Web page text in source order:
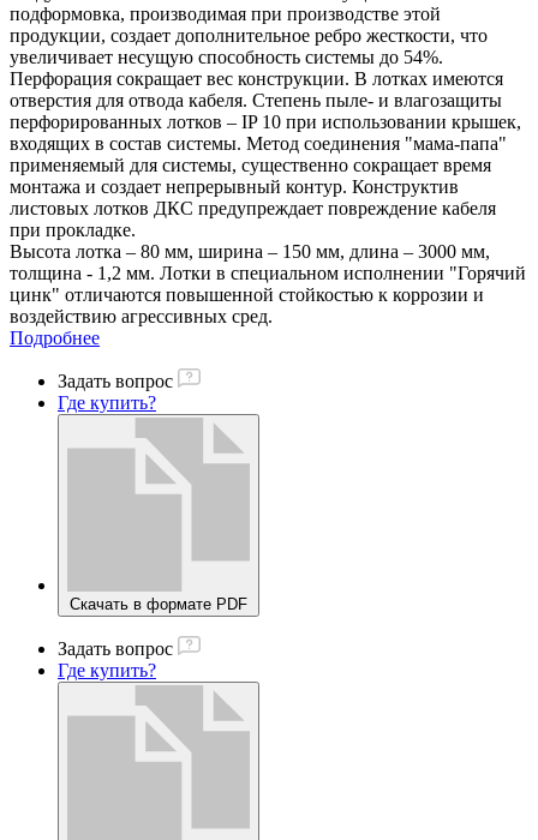
подформовка, производимая при производстве этой
продукции, создает дополнительное ребро жесткости, что
увеличивает несущую способность системы до 54%.
Перфорация сокращает вес конструкции. В лотках имеются
отверстия для отвода кабеля. Степень пыле- и влагозащиты
перфорированных лотков – IP 10 при использовании крышек,
входящих в состав системы. Метод соединения "мама-папа"
применяемый для системы, существенно сокращает время
монтажа и создает непрерывный контур. Конструктив
листовых лотков ДКС предупреждает повреждение кабеля
при прокладке.
Высота лотка – 80 мм, ширина – 150 мм, длина – 3000 мм,
толщина - 1,2 мм. Лотки в специальном исполнении "Горячий
цинк" отличаются повышенной стойкостью к коррозии и
воздействию агрессивных сред.
Подробнее
Задать вопрос
Где купить?
Скачать в формате PDF
Задать вопрос
Где купить?